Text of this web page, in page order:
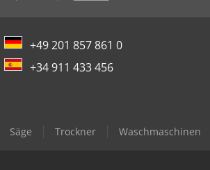
+49 201 857 861 0
+34 911 433 456
Säge Trockner Waschmaschinen